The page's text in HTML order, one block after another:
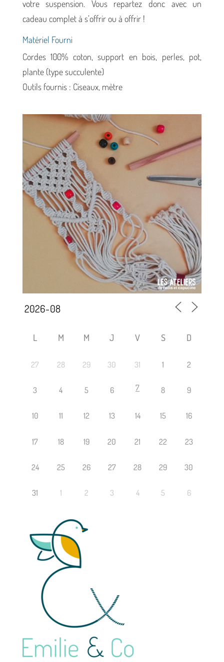
votre suspension. Vous repartez donc avec un
cadeau complet à s’offrir ou à offrir !
Matériel Fourni
Cordes 100% coton, support en bois, perles, pot,
plante (type succulente)
Outils fournis : Ciseaux, mètre
L M M J V S D
27 28 29 30 31 1 2
3 4 5 6 7 8 9
10 11 12 13 14 15 16
17 18 19 20 21 22 23
24 25 26 27 28 29 30
31 1 2 3 4 5 6